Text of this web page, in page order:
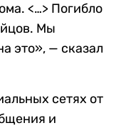
<…> Погибло
Мы
это», — сказал
сетях от
и